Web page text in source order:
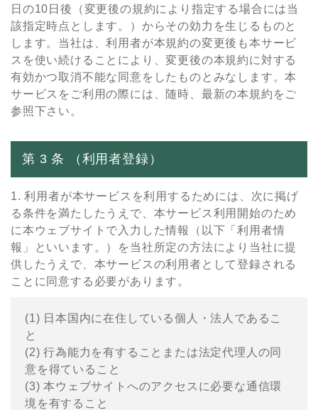
⽇の10日後（変更後の規約により指定する場合には当
該指定時点とします。）からその効⼒を⽣じるものと
します。当社は、利⽤者が本規約の変更後も本サービ
スを使い続けることにより、変更後の本規約に対する
有効かつ取消不能な同意をしたものとみなします。本
サービスをご利⽤の際には、随時、最新の本規約をご
参照下さい。
第 3 条 （利⽤者登録）
1. 利⽤者が本サービスを利⽤するためには、次に掲げ
る条件を満たしたうえで、本サービス利⽤開始のため
に本ウェブサイトで⼊⼒した情報（以下「利⽤者情
報」といいます。）を当社所定の⽅法により当社に提
供したうえで、本サービスの利⽤者として登録される
ことに同意する必要があります。
(1) ⽇本国内に在住している個⼈・法⼈であるこ
と
(2) ⾏為能⼒を有することまたは法定代理⼈の同
意を得ていること
(3) 本ウェブサイトへのアクセスに必要な通信環
境を有すること